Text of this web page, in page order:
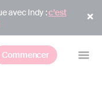
avec Indy :c’est
Commencer